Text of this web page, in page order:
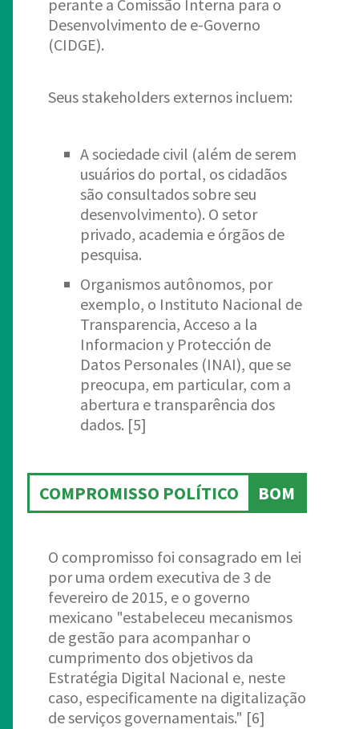
perante a Comissão Interna para o
Desenvolvimento de e-Governo
(CIDGE).
Seus stakeholders externos incluem:
A sociedade civil (além de serem
usuários do portal, os cidadãos
são consultados sobre seu
desenvolvimento). O setor
privado, academia e órgãos de
pesquisa.
Organismos autônomos, por
exemplo, o Instituto Nacional de
Transparencia, Acceso a la
Informacion y Protección de
Datos Personales (INAI), que se
preocupa, em particular, com a
abertura e transparência dos
dados. [5]
COMPROMISSO POLÍTICO BOM
O compromisso foi consagrado em lei
por uma ordem executiva de 3 de
fevereiro de 2015, e o governo
mexicano "estabeleceu mecanismos
de gestão para acompanhar o
cumprimento dos objetivos da
Estratégia Digital Nacional e, neste
caso, especificamente na digitalização
de serviços governamentais." [6]